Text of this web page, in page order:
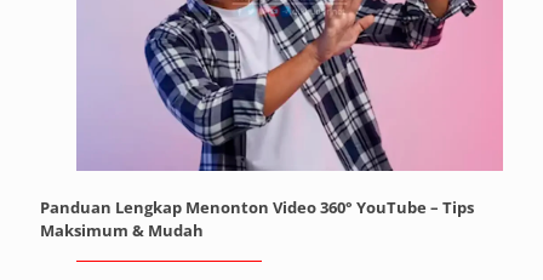
Panduan Lengkap Menonton Video 360° YouTube – Tips
Maksimum & Mudah